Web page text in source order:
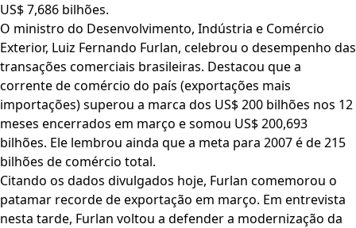
US$ 7,686 bilhões.
O ministro do Desenvolvimento, Indústria e Comércio
Exterior, Luiz Fernando Furlan, celebrou o desempenho das
transações comerciais brasileiras. Destacou que a
corrente de comércio do país (exportações mais
importações) superou a marca dos US$ 200 bilhões nos 12
meses encerrados em março e somou US$ 200,693
bilhões. Ele lembrou ainda que a meta para 2007 é de 215
bilhões de comércio total.
Citando os dados divulgados hoje, Furlan comemorou o
patamar recorde de exportação em março. Em entrevista
nesta tarde, Furlan voltou a defender a modernização da